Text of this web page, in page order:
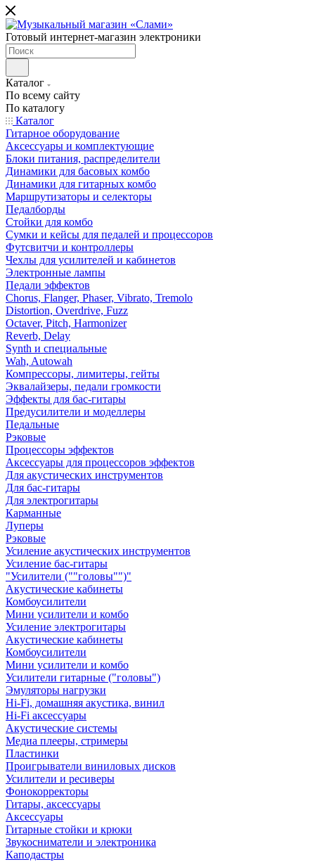
Готовый интернет-магазин электроники
Каталог
По всему сайту
По каталогу
Каталог
Гитарное оборудование
Аксессуары и комплектующие
Блоки питания, распределители
Динамики для басовых комбо
Динамики для гитарных комбо
Маршрутизаторы и селекторы
Педалборды
Стойки для комбо
Сумки и кейсы для педалей и процессоров
Футсвитчи и контроллеры
Чехлы для усилителей и кабинетов
Электронные лампы
Педали эффектов
Chorus, Flanger, Phaser, Vibrato, Tremolo
Distortion, Overdrive, Fuzz
Octaver, Pitch, Harmonizer
Reverb, Delay
Synth и специальные
Wah, Autowah
Компрессоры, лимитеры, гейты
Эквалайзеры, педали громкости
Эффекты для бас-гитары
Предусилители и моделлеры
Педальные
Рэковые
Процессоры эффектов
Аксессуары для процессоров эффектов
Для акустических инструментов
Для бас-гитары
Для электрогитары
Карманные
Луперы
Рэковые
Усиление акустических инструментов
Усиление бас-гитары
"Усилители (""головы"")"
Акустические кабинеты
Комбоусилители
Мини усилители и комбо
Усиление электрогитары
Акустические кабинеты
Комбоусилители
Мини усилители и комбо
Усилители гитарные ("головы")
Эмуляторы нагрузки
Hi-Fi, домашняя акустика, винил
Hi-Fi аксессуары
Акустические системы
Медиа плееры, стримеры
Пластинки
Проигрыватели виниловых дисков
Усилители и ресиверы
Фонокорректоры
Гитары, аксессуары
Аксессуары
Гитарные стойки и крюки
Звукосниматели и электроника
Каподастры